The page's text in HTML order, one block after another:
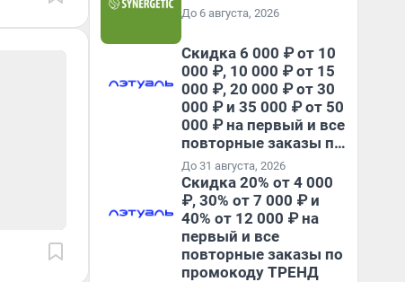
До 6 августа, 2026
Скидка 6 000 ₽ от 10
000 ₽, 10 000 ₽ от 15
000 ₽, 20 000 ₽ от 30
000 ₽ и 35 000 ₽ от 50
000 ₽ на первый и все
повторные заказы по
промокоду НАБЕРИ
До 31 августа, 2026
Скидка 20% от 4 000
₽, 30% от 7 000 ₽ и
40% от 12 000 ₽ на
первый и все
повторные заказы по
промокоду ТРЕНД